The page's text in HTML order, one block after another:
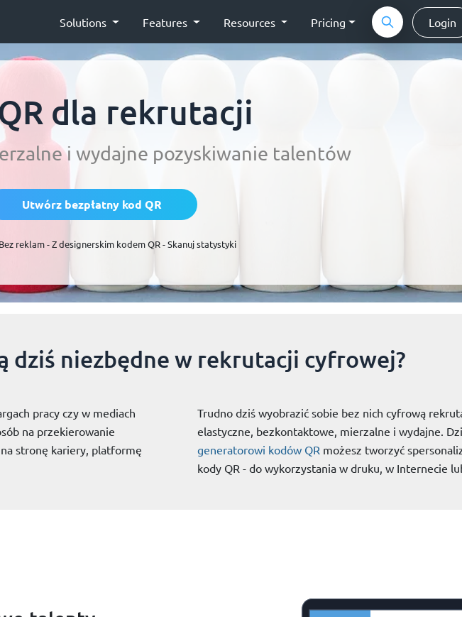
Solutions Features Resources Pricing Login
dla rekrutacji
i wydajne pozyskiwanie talentów
Utwórz bezpłatny kod QR
reklam - Z designerskim kodem QR - Skanuj statystyki
dziś niezbędne w rekrutacji cyfrowej?
pracy czy w mediach
na przekierowanie
stronę kariery, platformę
Trudno dziś wyobrazić sobie bez nich cyfrową
elastyczne, bezkontaktowe, mierzalne i wydajne.
generatorowi kodów QR możesz tworzyć
kody QR - do wykorzystania w druku, w Internecie